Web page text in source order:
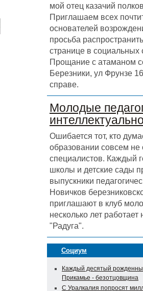
мой отец казачий
Приглашаем всех
основателей
просьба
странице в
Прощание с атаманом
Березники, ул Фрунзе
справе.
Молодые
Ошибается тот, кто
образовании совсем
специалистов. Каждый
школы и детские сады
выпускники
Новичков
приглашают в клуб
несколько лет
"Радуга".
Социум
Каждый десятый
Прикамье - безотцовщина
С Уралкалия попросят